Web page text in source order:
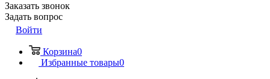
Заказать звонок
Задать вопрос
Войти
Корзина0
Избранные товары0